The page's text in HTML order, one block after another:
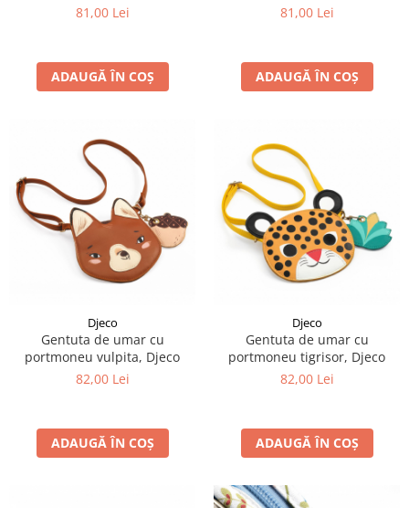
81,00 Lei
ADAUGĂ ÎN COȘ
81,00 Lei
ADAUGĂ ÎN COȘ
Djeco
Gentuta de umar cu
portmoneu vulpita, Djeco
82,00 Lei
ADAUGĂ ÎN COȘ
Djeco
Gentuta de umar cu
portmoneu tigrisor, Djeco
82,00 Lei
ADAUGĂ ÎN COȘ